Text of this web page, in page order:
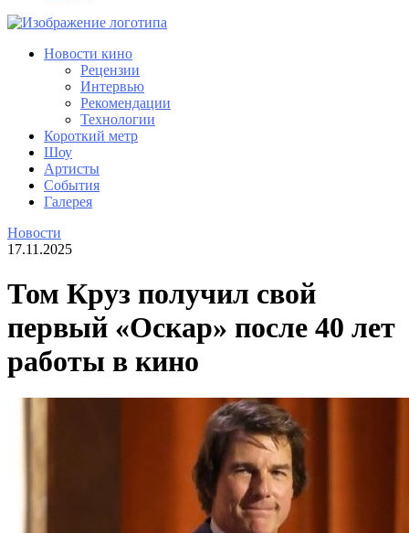
Новости кино
Рецензии
Интервью
Рекомендации
Технологии
Короткий метр
Шоу
Артисты
События
Галерея
Новости
17.11.2025
Том Круз получил свой
первый «Оскар» после 40 лет
работы в кино